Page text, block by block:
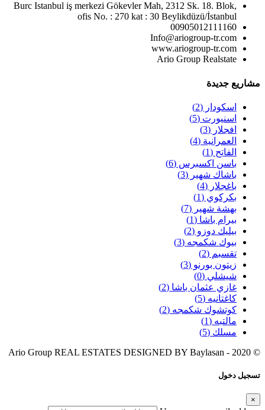
Burc Istanbul iş merkezi Gökevler Mah, 2312 Sk. 18. Blok,
ofis No. : 270 kat : 30 Beylikdüzü/İstanbul
00905012111160
Info@ariogroup-tr.com
www.ariogroup-tr.com
Ario Group Realstate
مشاريع جديدة
اسكودار (2)
اسنيورت (5)
افجلار (3)
العمرانية (4)
الفاتح (1)
باسن اكسبرس (6)
باشاك شهير (3)
باغجلار (4)
بكركوي (1)
بهشة شهير (7)
بيرام باشا (1)
بيليك دوزو (2)
بيوك شكمجه (3)
تقسبم (2)
زيتون بورنو (3)
شيشلي (0)
غازي عثمان باشا (2)
كاغتانيه (5)
كوتشوك شكمجه (2)
مالتبه (1)
مسلك (5)
© 2020 - Ario Group REAL ESTATES DESIGNED BY
Baylasan
تسجيل دخول
×